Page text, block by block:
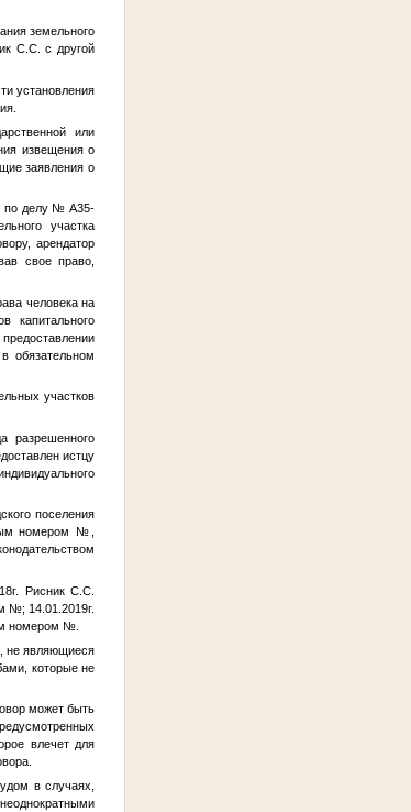
земельного
С.С. с другой
установления
или
извещения о
заявления о
по делу № А35-
участка
арендатор
свое право,
человека на
капитального
обязательном
участков
разрешенного
истцу
поселения
номером
№ ,
Рисник С.С.
№; 14.01.2019г.
номером №.
не являющиеся
которые не
может быть
влечет для
в случаях,